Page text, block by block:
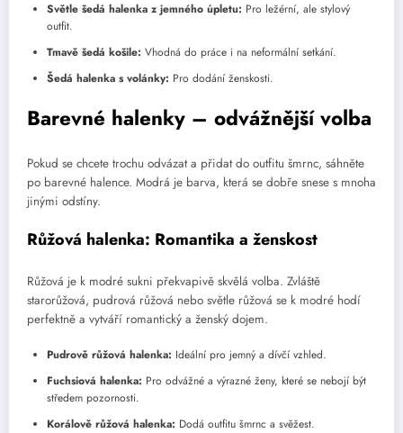
Světle šedá halenka z jemného úpletu: Pro ležérní, ale stylový
outfit.
Tmavě šedá košile: Vhodná do práce i na neformální setkání.
Šedá halenka s volánky: Pro dodání ženskosti.
Barevné halenky – odvážnější volba
Pokud se chcete trochu odvázat a přidat do outfitu šmrnc, sáhněte
po barevné halence. Modrá je barva, která se dobře snese s mnoha
jinými odstíny.
Růžová halenka: Romantika a ženskost
Růžová je k modré sukni překvapivě skvělá volba. Zvláště
starorůžová, pudrová růžová nebo světle růžová se k modré hodí
perfektně a vytváří romantický a ženský dojem.
Pudrově růžová halenka: Ideální pro jemný a dívčí vzhled.
Fuchsiová halenka: Pro odvážné a výrazné ženy, které se nebojí být
středem pozornosti.
Korálově růžová halenka: Dodá outfitu šmrnc a svěžest.